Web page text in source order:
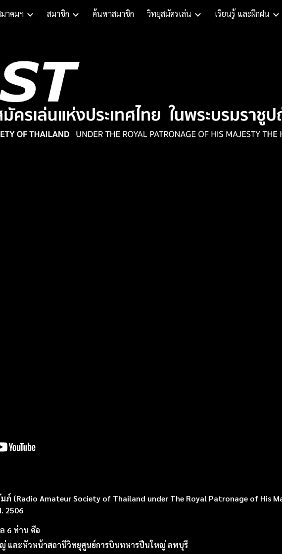
content Skip to navigation
มาคมฯ สมาชิก ค้นหาสมาชิก วิทยุสมัครเล่น เรียนรู้ และฝึกฝน
ภ์ (Radio Amateur Society of Thailand under The Royal Patronage of His
2506
6 ท่าน คือ
และหัวหน้าสถานีวิทยุศูนย์การบินทหารปืนใหญ่ ลพบุรี